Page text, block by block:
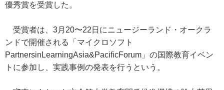
優秀賞を受賞した。
受賞者は、3月20〜22日にニュージーランド・オークラ
ンドで開催される「マイクロソフト
PartnersinLearningAsia&PacificForum」の国際教育イベン
トに参加し、実践事例の発表を行うという。